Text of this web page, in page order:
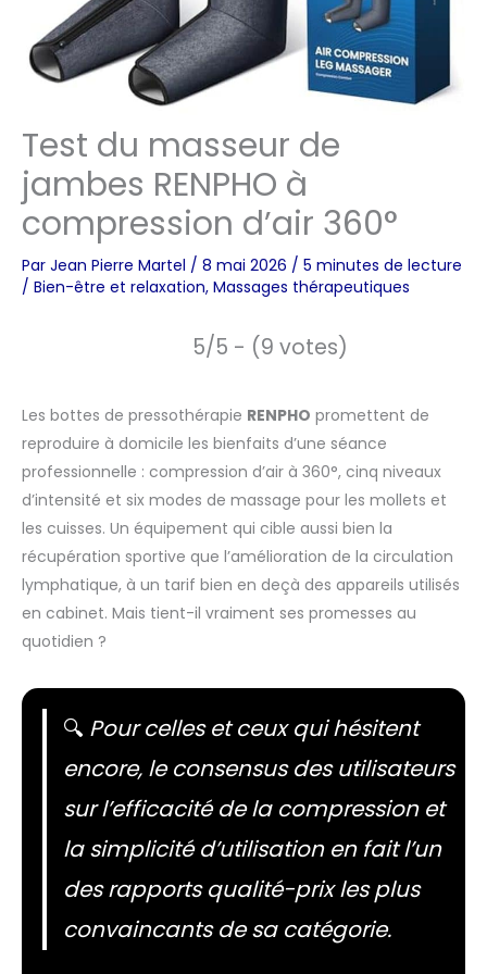
Test du masseur de
jambes RENPHO à
compression d’air 360°
Par Jean Pierre Martel / 8 mai 2026 / 5 minutes de lecture
/ Bien-être et relaxation, Massages thérapeutiques
5/5 - (9 votes)
Les bottes de pressothérapie RENPHO promettent de
reproduire à domicile les bienfaits d’une séance
professionnelle : compression d’air à 360°, cinq niveaux
d’intensité et six modes de massage pour les mollets et
les cuisses. Un équipement qui cible aussi bien la
récupération sportive que l’amélioration de la circulation
lymphatique, à un tarif bien en deçà des appareils utilisés
en cabinet. Mais tient-il vraiment ses promesses au
quotidien ?
🔍 Pour celles et ceux qui hésitent
encore, le consensus des utilisateurs
sur l’efficacité de la compression et
la simplicité d’utilisation en fait l’un
des rapports qualité-prix les plus
convaincants de sa catégorie.